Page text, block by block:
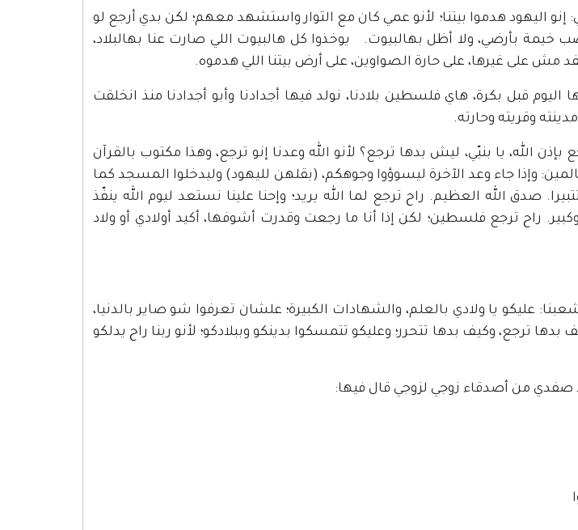
اليهود هدموا بيتنا؛ لأنو عمي كان مع الثوار واستشهد معهم؛ لكن بدي أرجع لو
خيمة بأرضي، ولا أظل بهالبيوت. يوخذوا كل هالبيوت اللي صارت عنا بهالبلاد،
على غيرها، على حارة الصواوين، على أرض بيتنا اللي هدموه.
اليوم قبل بكرة، هاي فلسطين بلادنا، نولد فيها أجدادنا وأبو أجدادنا منذ انخلقت
وقريته وحارته.
بإذن الله، يا بنيّي، ليش بدها ترجع؟ لأنو الله وعدنا إنو ترجع، وهذا مكتوب بالقرآن
وإذا جاء وعد الآخرة ليسوؤوا وجوهكم، (بقلهن لليهود) وليدخلوا المسجد كما
صدق الله العظيم. راح ترجع لما الله يريد؛ وإحنا علينا نستعد ليوم الله ينفّذ
راح ترجع فلسطين؛ لكن إذا أنا ما رجعت وقدرت أشوفها، أكيد أولادي أو ولاد
عليكو يا ولادي بالعلم، والشهادات الكبيرة؛ علشان تعرفوا شو صاير بالدنيا،
ترجع، وكيف بدها تتحرر؛ وعليكو تتمسكوا بدينكو وببلادكو؛ لأنو ربنا راح يدلكو
صفدي من أصدقاء زوجي لزوجي قال فيها: